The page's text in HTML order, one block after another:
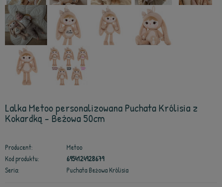
Lalka Metoo personalizowana Puchata Królisia z
Kokardką - Beżowa 50cm
Producent:
Metoo
Kod produktu:
6954124928679
Seria:
Puchata Beżowa Królisia